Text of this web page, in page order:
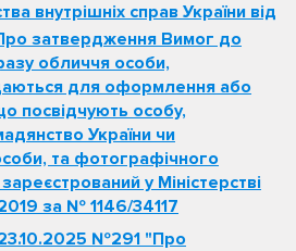
внутрішніх справ України від
затвердження Вимог до
обличчя особи,
для оформлення або
посвідчують особу,
України чи
та фотографічного
у Міністерстві
за № 1146/34117
№291 "Про